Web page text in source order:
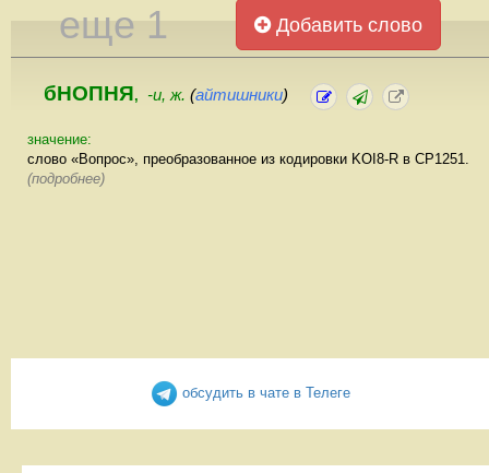
еще 1 Добавить слово
бНОПНЯ, -и, ж. (айтишники)
значение:
cлово «Вопрос», преобразованное из кодировки KOI8-R в CP1251.
(подробнее)
обсудить в чате в Телеге